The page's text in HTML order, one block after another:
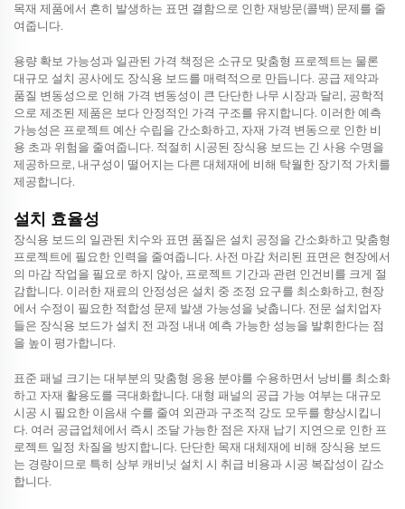
목재 제품에서 흔히 발생하는 표면 결함으로 인한 재방문(콜백) 문제를 줄
여줍니다.
용량 확보 가능성과 일관된 가격 책정은 소규모 맞춤형 프로젝트는 물론
대규모 설치 공사에도 장식용 보드를 매력적으로 만듭니다. 공급 제약과
품질 변동성으로 인해 가격 변동성이 큰 단단한 나무 시장과 달리, 공학적
으로 제조된 제품은 보다 안정적인 가격 구조를 유지합니다. 이러한 예측
가능성은 프로젝트 예산 수립을 간소화하고, 자재 가격 변동으로 인한 비
용 초과 위험을 줄여줍니다. 적절히 시공된 장식용 보드는 긴 사용 수명을
제공하므로, 내구성이 떨어지는 다른 대체재에 비해 탁월한 장기적 가치를
제공합니다.
설치 효율성
장식용 보드의 일관된 치수와 표면 품질은 설치 공정을 간소화하고 맞춤형
프로젝트에 필요한 인력을 줄여줍니다. 사전 마감 처리된 표면은 현장에서
의 마감 작업을 필요로 하지 않아, 프로젝트 기간과 관련 인건비를 크게 절
감합니다. 이러한 재료의 안정성은 설치 중 조정 요구를 최소화하고, 현장
에서 수정이 필요한 적합성 문제 발생 가능성을 낮춥니다. 전문 설치업자
들은 장식용 보드가 설치 전 과정 내내 예측 가능한 성능을 발휘한다는 점
을 높이 평가합니다.
표준 패널 크기는 대부분의 맞춤형 응용 분야를 수용하면서 낭비를 최소화
하고 자재 활용도를 극대화합니다. 대형 패널의 공급 가능 여부는 대규모
시공 시 필요한 이음새 수를 줄여 외관과 구조적 강도 모두를 향상시킵니
다. 여러 공급업체에서 즉시 조달 가능한 점은 자재 납기 지연으로 인한 프
로젝트 일정 차질을 방지합니다. 단단한 목재 대체재에 비해 장식용 보드
는 경량이므로 특히 상부 캐비닛 설치 시 취급 비용과 시공 복잡성이 감소
합니다.